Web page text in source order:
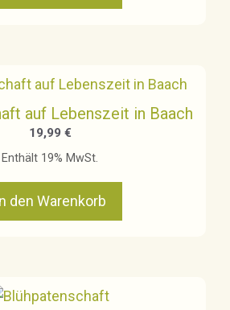
auf Lebenszeit in Baach
19,99 €
Enthält 19% MwSt.
den Warenkorb